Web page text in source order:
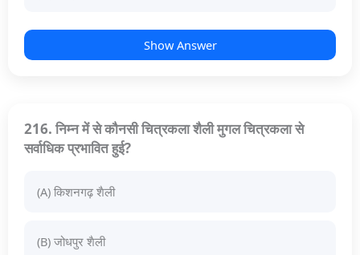
Show Answer
216. निम्न में से कौनसी चित्रकला शैली मुगल चित्रकला से
सर्वाधिक प्रभावित हुई?
(A) किशनगढ़ शैली
(B) जोधपुर शैली